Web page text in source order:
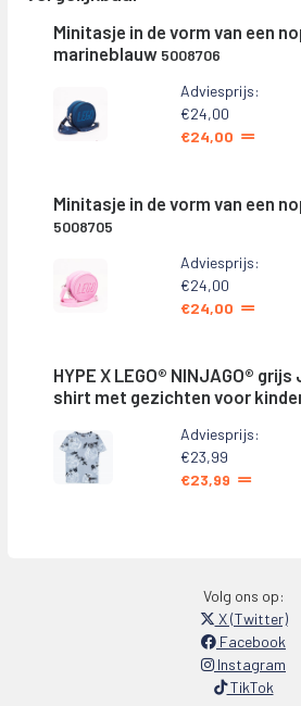
Minitasje in de vorm van een
marineblauw 5008706
Adviesprijs:
€24,00
€24,00
Minitasje in de vorm van een
5008705
Adviesprijs:
€24,00
€24,00
HYPE X LEGO® NINJAGO®
shirt met gezichten voor
Adviesprijs:
€23,99
€23,99
Volg ons op:
X (Twitter)
Facebook
Instagram
TikTok